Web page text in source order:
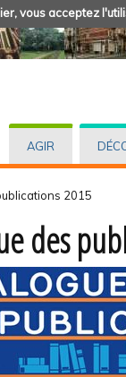
vous acceptez
AGIR
2015
des